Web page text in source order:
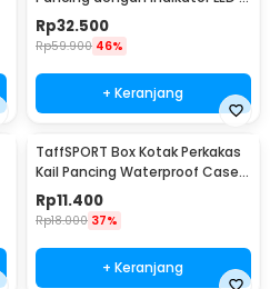
R3
Rp32.500
Rp59.900 46%
+ Keranjang
TaffSPORT Box Kotak Perkakas
Kail Pancing Waterproof Case -
Q041
Rp11.400
Rp18.000 37%
+ Keranjang